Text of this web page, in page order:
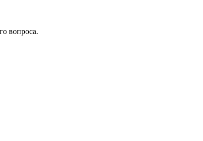
вопроса.